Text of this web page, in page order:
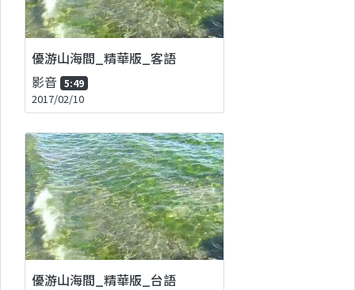
優游山海間_精華版_客語
影音 5:49
2017/02/10
優游山海間_精華版_台語